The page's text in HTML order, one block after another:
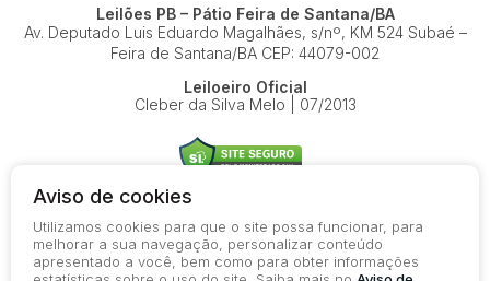
Leilões PB – Pátio Feira de Santana/BA
Av. Deputado Luis Eduardo Magalhães, s/nº, KM 524Subaé –
Feira de Santana/BA CEP: 44079-002
Leiloeiro Oficial
Cleber da Silva Melo | 07/2013
© 2026-present - Todos os direitos reservados
Política de Privacidade
Aviso de cookies
Utilizamos cookies para que o site possa funcionar, para
melhorar a sua navegação, personalizar conteúdo
apresentado a você, bem como para obter informações